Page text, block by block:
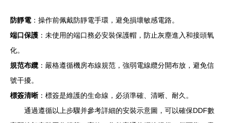
防靜電 ：操作前佩戴防靜電手環，避免損壞敏感電路。
端口保護 ：未使用的端口務必安裝保護帽，防止灰塵進入和接頭氧
化。
規范布纜 ：嚴格遵循機房布線規范，強弱電線纜分開布放，避免信
號干擾。
標簽清晰：標簽是維護的生命線，必須準確、清晰、耐久。
通過遵循以上步驟并參考詳細的安裝示意圖，可以確保DDF數